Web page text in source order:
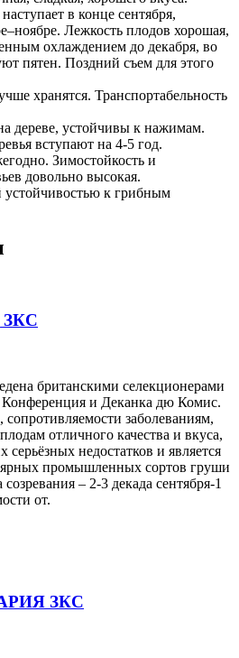
в конце сентября,
Лежкость плодов хорошая,
охлаждением до декабря, во
пятен. Поздний съем для этого
хранятся. Транспортабельность
дереве, устойчивы к нажимам.
вступают на 4-5 год.
Зимостойкость и
довольно высокая.
устойчивостью к грибным
британскими селекционерами
и Деканка дю Комис.
сопротивляемости заболеваниям,
отличного качества и вкуса,
недостатков и является
промышленных сортов груши
– 2-3 декада сентября-1
от.
ЗКС